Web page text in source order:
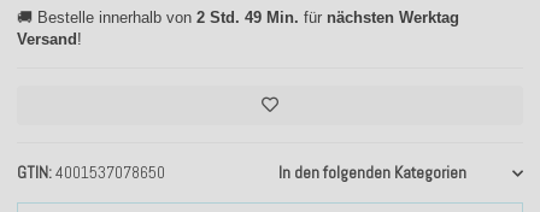
GTIN 4001537078650 In den folgenden Kategorien
🚚 Bestelle innerhalb von 2 Std. 49 Min. für nächsten Werktag
Versand!